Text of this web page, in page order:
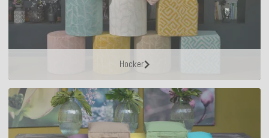
Hocker